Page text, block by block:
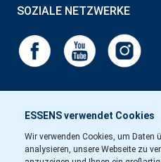
ESSENS verwendet Cookies
Wir verwenden Cookies, um Daten
analysieren, unsere Webseite zu
SOZIALE NETZWERKE